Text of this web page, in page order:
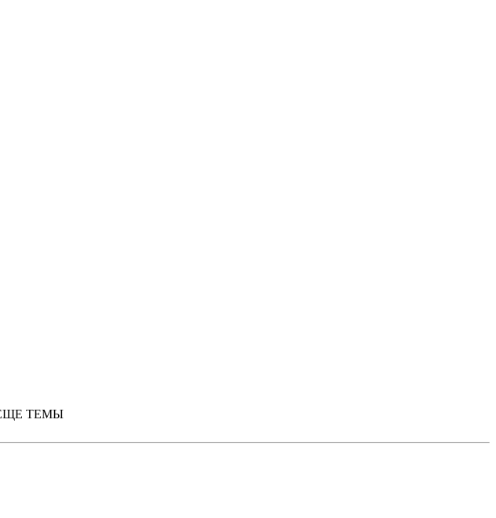
ТЕМЫ